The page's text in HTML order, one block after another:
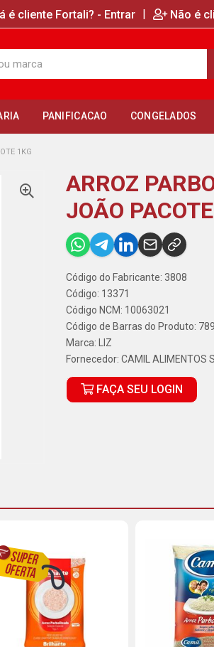
é cliente Fortali? - Entrar | Não é
PANIFICACAO CONGELADOS
1KG
ARROZ
JOÃO
Código do Fabricante: 3808
Código: 13371
Código NCM: 10063021
Código de Barras do Produto:
Marca:
LIZ
Fornecedor: CAMIL ALIMENTOS
FAÇA SEU LOGIN